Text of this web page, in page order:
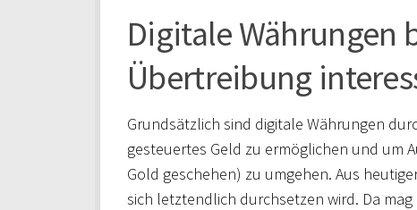
Digitale Währungen
Übertreibung
Grundsätzlich sind digitale Währungen
gesteuertes Geld zu ermöglichen und um
Gold geschehen) zu umgehen. Aus
sich letztendlich durchsetzen wird. Da